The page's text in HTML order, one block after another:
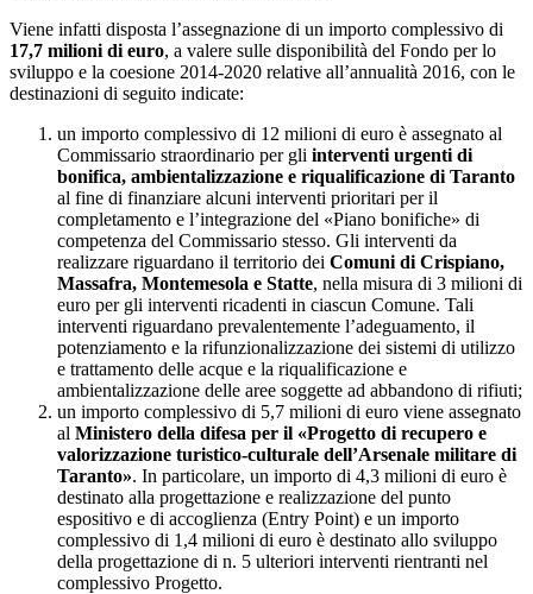
Viene infatti disposta l’assegnazione di un importo complessivo di
17,7 milioni di euro, a valere sulle disponibilità del Fondo per lo
sviluppo e la coesione 2014-2020 relative all’annualità 2016, con le
destinazioni di seguito indicate:
un importo complessivo di 12 milioni di euro è assegnato al
Commissario straordinario per gli interventi urgenti di
bonifica, ambientalizzazione e riqualificazione di Taranto
al fine di finanziare alcuni interventi prioritari per il
completamento e l’integrazione del «Piano bonifiche» di
competenza del Commissario stesso. Gli interventi da
realizzare riguardano il territorio dei Comuni di Crispiano,
Massafra, Montemesola e Statte, nella misura di 3 milioni di
euro per gli interventi ricadenti in ciascun Comune. Tali
interventi riguardano prevalentemente l’adeguamento, il
potenziamento e la rifunzionalizzazione dei sistemi di utilizzo
e trattamento delle acque e la riqualificazione e
ambientalizzazione delle aree soggette ad abbandono di rifiuti;
un importo complessivo di 5,7 milioni di euro viene assegnato
al Ministero della difesa per il «Progetto di recupero e
valorizzazione turistico-culturale dell’Arsenale militare di
Taranto». In particolare, un importo di 4,3 milioni di euro è
destinato alla progettazione e realizzazione del punto
espositivo e di accoglienza (Entry Point) e un importo
complessivo di 1,4 milioni di euro è destinato allo sviluppo
della progettazione di n. 5 ulteriori interventi rientranti nel
complessivo Progetto.